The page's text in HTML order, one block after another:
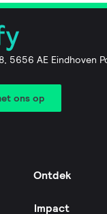
5656 AE Eindhoven
ons op
Ontdek
Impact